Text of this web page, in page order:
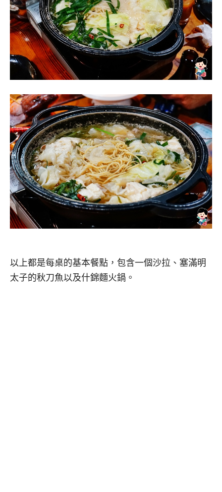
以上都是每桌的基本餐點，包含一個沙拉、塞滿明
太子的秋刀魚以及什錦麵火鍋。